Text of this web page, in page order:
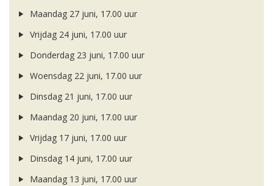
Maandag 27 juni, 17.00 uur
Vrijdag 24 juni, 17.00 uur
Donderdag 23 juni, 17.00 uur
Woensdag 22 juni, 17.00 uur
Dinsdag 21 juni, 17.00 uur
Maandag 20 juni, 17.00 uur
Vrijdag 17 juni, 17.00 uur
Dinsdag 14 juni, 17.00 uur
Maandag 13 juni, 17.00 uur